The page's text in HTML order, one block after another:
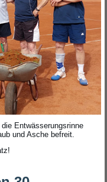
Entwässerungsrinne
und Asche befreit.